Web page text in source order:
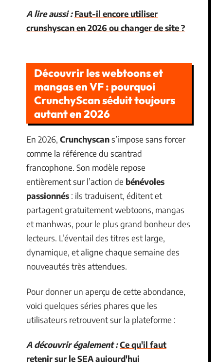
A lire aussi : Faut-il encore utiliser
crunshyscan en 2026 ou changer de site ?
Découvrir les webtoons et
mangas en VF : pourquoi
CrunchyScan séduit toujours
autant en 2026
En 2026, Crunchyscans’impose sans forcer
comme la référence du scantrad
francophone. Son modèle repose
entièrement sur l’action de bénévoles
passionnés : ils traduisent, éditent et
partagent gratuitement webtoons, mangas
et manhwas, pour le plus grand bonheur des
lecteurs. L’éventail des titres est large,
dynamique, et aligne chaque semaine des
nouveautés très attendues.
Pour donner un aperçu de cette abondance,
voici quelques séries phares que les
utilisateurs retrouvent sur la plateforme :
A découvrir également :Ce qu'il faut
retenir sur le SEA aujourd'hui